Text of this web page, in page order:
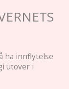
ha innflytelse
utover i